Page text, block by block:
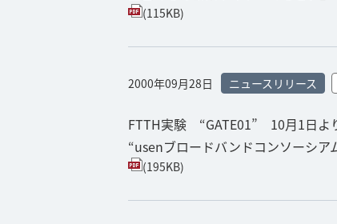
(115KB)
2000年09月28日 ニュースリリース
FTTH実験 “GATE01” 10月1日よ
“usenブロードバンドコンソーシア
(195KB)